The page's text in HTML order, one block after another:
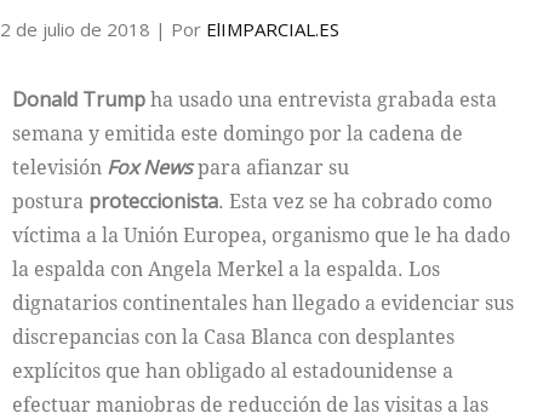
2 de julio de 2018 | Por ElIMPARCIAL.ES
Donald Trumpha usado una entrevista grabada esta
semana y emitida este domingo por la cadena de
televisión Fox Newspara afianzar su
postura proteccionista. Esta vez se ha cobrado como
víctima a la Unión Europea, organismo que le ha dado
la espalda con Angela Merkel a la espalda. Los
dignatarios continentales han llegado a evidenciar sus
discrepancias con la Casa Blanca con desplantes
explícitos que han obligado al estadounidense a
efectuar maniobras de reducción de las visitas a las